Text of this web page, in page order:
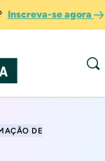
Inscreva-se agora
DE